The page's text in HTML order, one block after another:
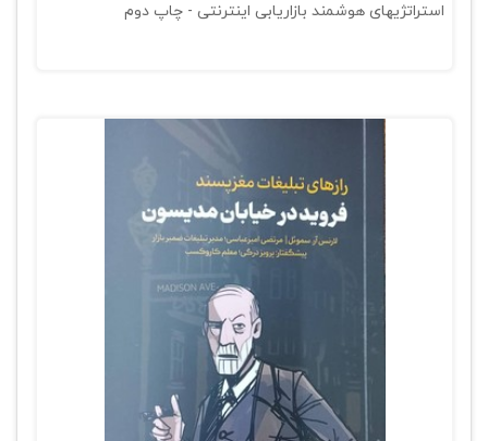
استراتژیهای هوشمند بازاریابی اینترنتی - چاپ دوم